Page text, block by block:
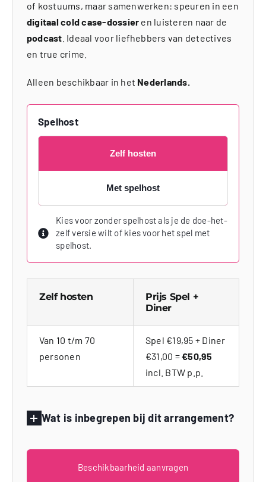
of kostuums, maar samenwerken: speuren in een
digitaal cold case-dossier en luisteren naar de
podcast . Ideaal voor liefhebbers van detectives
en true crime.
Alleen beschikbaar in het Nederlands.
Spelhost
Zelf hosten
Met spelhost
Kies voor zonder spelhost als je de doe-het-
zelf versie wilt of kies voor het spel met
spelhost.
Zelf hosten
Prijs Spel +
Diner
Van 10 t/m 70
personen
Spel €19,95 + Diner
€31,00 =€50,95
incl. BTW p.p.
Wat is inbegrepen bij dit arrangement?
Beschikbaarheid aanvragen